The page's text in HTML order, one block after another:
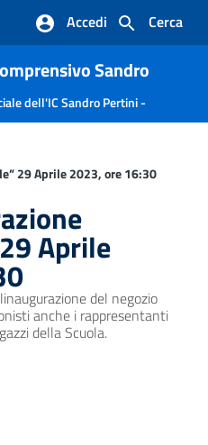
Cerca
Accedi
Sandro
dell'IC Sandro Pertini -
29 Aprile 2023, ore 16:30
Aprile
del negozio
anche i rappresentanti
della Scuola.